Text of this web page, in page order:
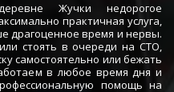
Жучки недорогое
практичная услуга,
драгоценное время и нервы.
стоять в очереди на СТО,
самостоятельно или бежать
в любое время дня и
помощь на